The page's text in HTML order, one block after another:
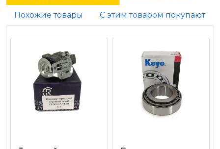
Похожие товары С этим товаром покупают